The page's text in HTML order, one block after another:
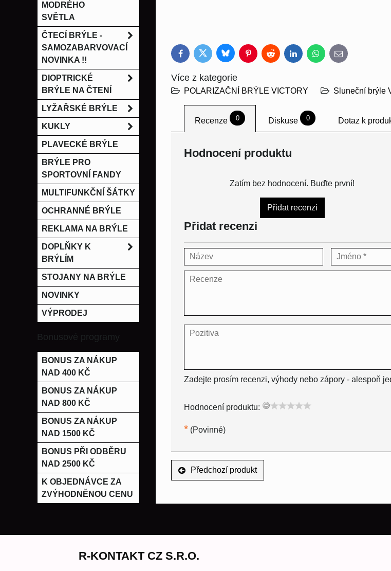
FacebookTwitter BlueskyPinterestReddit LinkedInWhatsApp
E-
mail
Více z kategorie
POLARIZAČNÍ BRÝLE VICTORY Sluneční brýle
Recenze 0 Diskuse 0 Dotaz k
Hodnocení produktu
Zatím bez hodnocení. Buďte první!
Přidat recenzi
Přidat recenzi
Zadejte prosím recenzi, výhody nebo zápory - alespoň
Hodnocení produktu:
* (Povinné)
Předchozí produkt
MODRÉHO
SVĚTLA
ČTECÍ BRÝLE -
SAMOZABARVOVACÍ
NOVINKA !!
DIOPTRICKÉ
BRÝLE NA ČTENÍ
LYŽAŘSKÉ BRÝLE
KUKLY
PLAVECKÉ BRÝLE
BRÝLE PRO
SPORTOVNÍ FANDY
MULTIFUNKČNÍ ŠÁTKY
OCHRANNÉ BRÝLE
REKLAMA NA BRÝLE
DOPLŇKY K
BRÝLÍM
STOJANY NA BRÝLE
NOVINKY
VÝPRODEJ
Bonusové programy
BONUS ZA NÁKUP
NAD 400 KČ
BONUS ZA NÁKUP
NAD 800 KČ
BONUS ZA NÁKUP
NAD 1500 KČ
BONUS PŘI ODBĚRU
NAD 2500 KČ
K OBJEDNÁVCE ZA
ZVÝHODNĚNOU CENU
R-KONTAKT CZ S.R.O.